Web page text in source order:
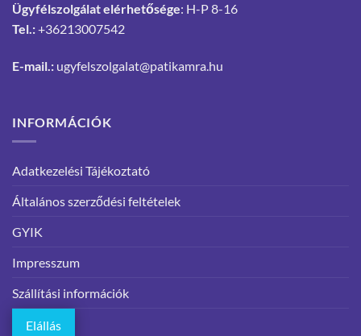
Ügyfélszolgálat elérhetősége: H-P 8-16
Tel.:+36213007542
E-mail.: ugyfelszolgalat@patikamra.hu
INFORMÁCIÓK
Adatkezelési Tájékoztató
Általános szerződési feltételek
GYIK
Impresszum
Szállítási információk
Elállás